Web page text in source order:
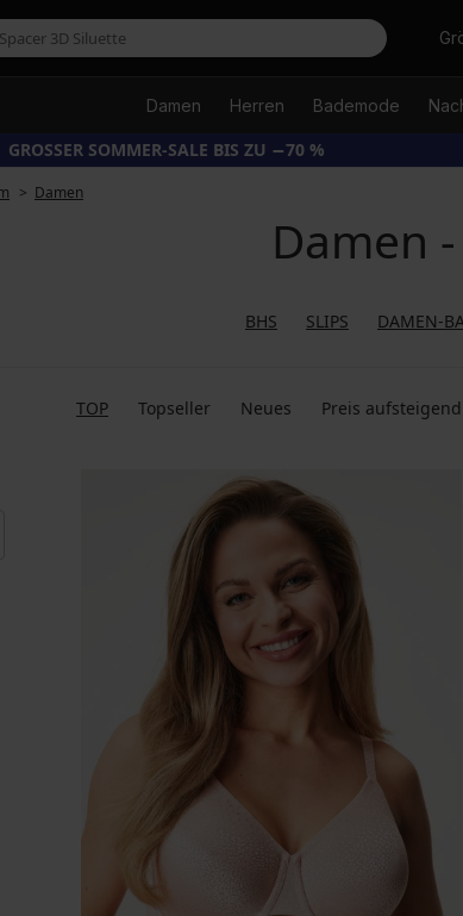
Suche
Damen Herren Bademode
GROSSER SOMMER-SALE BIS ZU −70 %
Damen
Damen
BHS SLIPS DAMEN-
TOP Topseller Neues Preis aufsteigend